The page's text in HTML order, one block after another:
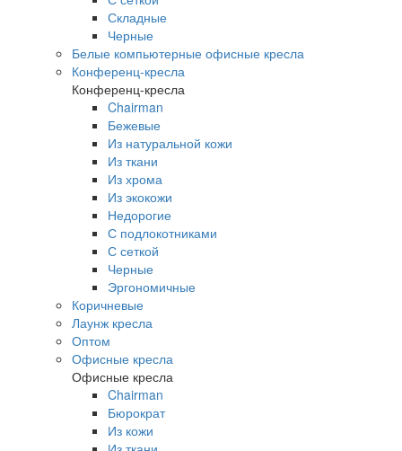
Складные
Черные
Белые компьютерные офисные кресла
Конференц-кресла
Конференц-кресла
Chairman
Бежевые
Из натуральной кожи
Из ткани
Из хрома
Из экокожи
Недорогие
С подлокотниками
С сеткой
Черные
Эргономичные
Коричневые
Лаунж кресла
Оптом
Офисные кресла
Офисные кресла
Chairman
Бюрократ
Из кожи